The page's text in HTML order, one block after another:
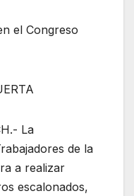
el Congreso
La
de la
a realizar
escalonados,